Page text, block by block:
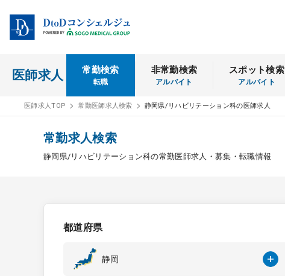
医師求人 常勤検索
転職
非常勤検索
アルバイト
スポット検索
アルバイト
医師求人TOP 常勤医師求人検索 静岡県/リハビリテーション科の医師求人
常勤求人検索
静岡県/リハビリテーション科の常勤医師求人・募集・転職情報
都道府県
静岡